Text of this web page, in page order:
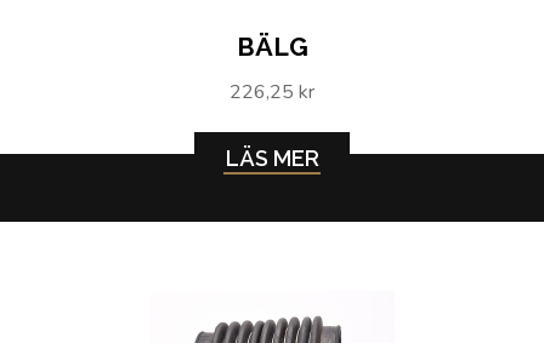
BÄLG
226,25 kr
LÄS MER